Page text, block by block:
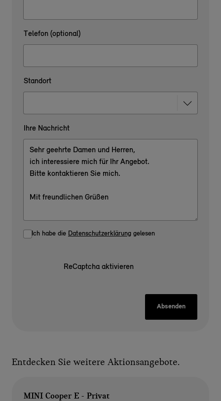
Telefon (optional)
Standort
Ihre Nachricht
Ich habe die Datenschutzerklärung gelesen
ReCaptcha aktivieren
Absenden
Entdecken Sie weitere Aktionsangebote.
MINI Cooper E - Privat